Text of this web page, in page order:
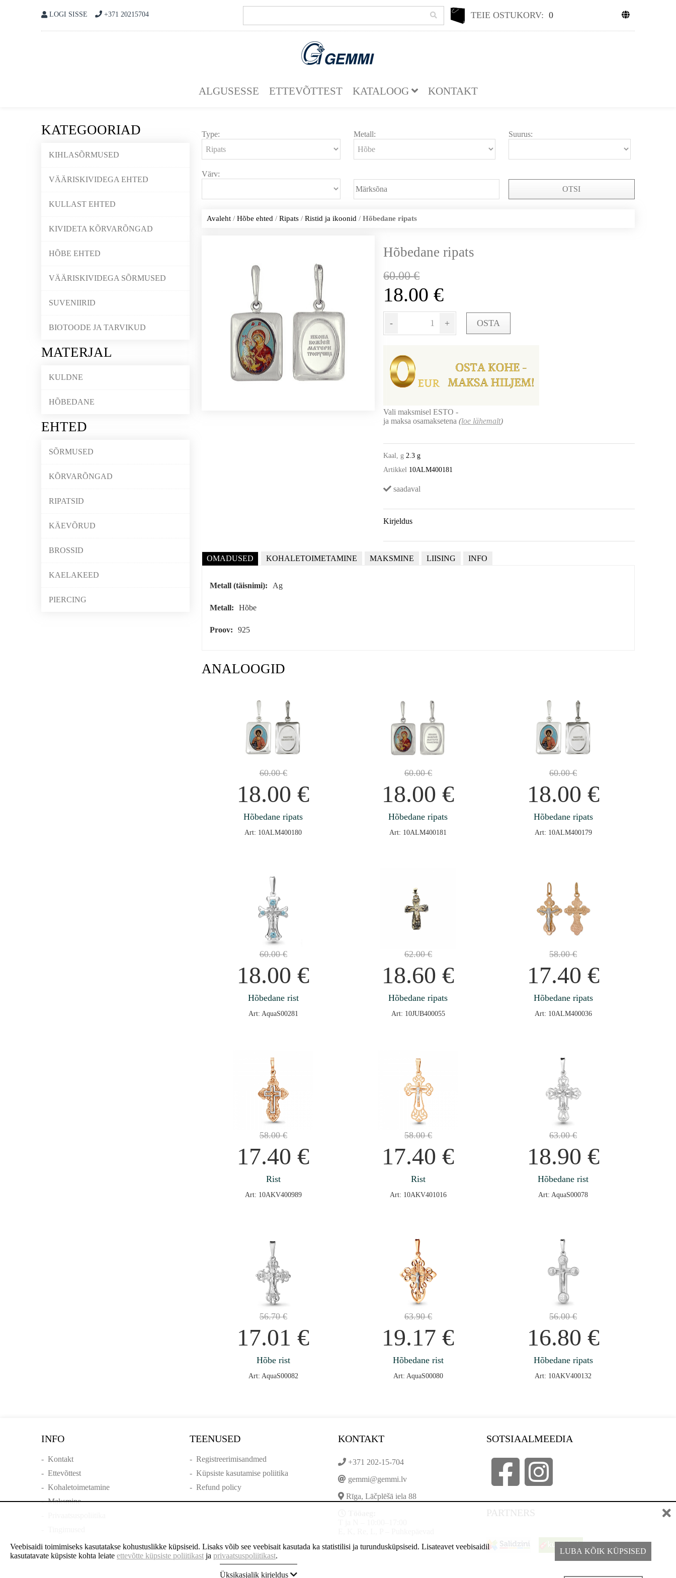
LOGI SISSE +371 20215704 TEIE OSTUKORV: 0
ALGUSESSE ETTEVÕTTEST KATALOOG KONTAKT
KATEGOORIAD
KIHLASÕRMUSED
VÄÄRISKIVIDEGA EHTED
KULLAST EHTED
KIVIDETA KÕRVARÕNGAD
HÕBE EHTED
VÄÄRISKIVIDEGA SÕRMUSED
SUVENIIRID
BIOTOODE JA TARVIKUD
MATERJAL
KULDNE
HÕBEDANE
EHTED
SÕRMUSED
KÕRVARÕNGAD
RIPATSID
KÄEVÕRUD
BROSSID
KAELAKEED
PIERCING
Type: Metall: Suurus:
Värv:
OTSI
Avaleht/ Hõbe ehted / Ripats/ Ristid ja ikoonid / Hõbedane ripats
Hõbedane ripats
60.00€
18.00€
- + OSTA
Vali maksmisel ESTO -
ja maksa osamaksetena(loe lähemalt)
Kaal, g 2.3 g
Artikkel 10ALM400181
saadaval
Kirjeldus
OMADUSED KOHALETOIMETAMINE MAKSMINE LIISING INFO
Metall (täisnimi): Ag
Metall: Hõbe
Proov: 925
ANALOOGID
60.00€
18.00€
Hõbedane ripats
Art: 10ALM400180
60.00€
18.00€
Hõbedane ripats
Art: 10ALM400181
60.00€
18.00 €
Hõbedane ripats
Art: 10ALM400179
60.00€
18.00€
Hõbedane rist
Art: AquaS00281
62.00€
18.60€
Hõbedane ripats
Art: 10JUB400055
58.00€
17.40 €
Hõbedane ripats
Art: 10ALM400036
58.00€
17.40€
Rist
Art: 10AKV400989
58.00€
17.40€
Rist
Art: 10AKV401016
63.00€
18.90 €
Hõbedane rist
Art: AquaS00078
56.70€
17.01€
Hõbe rist
Art: AquaS00082
63.90€
19.17€
Hõbedane rist
Art: AquaS00080
56.00€
16.80 €
Hõbedane ripats
Art: 10AKV400132
INFO
- Kontakt
- Ettevõttest
- Kohaletoimetamine
-Maksmine
TEENUSED
- Registreerimisandmed
- Küpsiste kasutamise poliitika
- Refund policy
KONTAKT
+371 202-15-704
gemmi@gemmi.lv
Rīga, Lāčplēšā iela 88
SOTSIAALMEEDIA
PARTNERS
Veebisaidi toimimiseks kasutatakse kohustuslikke küpsiseid. Lisaks võib see veebisait kasutada ka statistilisi ja turundusküpsiseid. Lisateavet veebisaidil
kasutatavate küpsiste kohta leiate ettevõtte küpsiste poliitikast ja privaatsuspoliitikast.
Üksikasjalik kirjeldus
LUBA KÕIK KÜPSISED